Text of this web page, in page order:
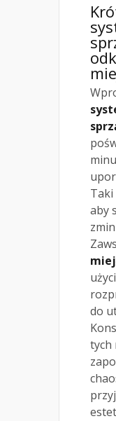
Taki
aby
do
tych